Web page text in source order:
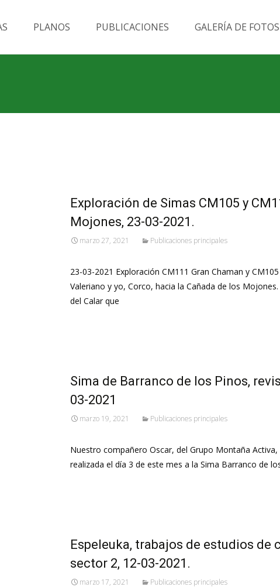
PLANOS PUBLICACIONES GALERÍA DE FOTOS
Exploración de Simas CM105 y
Mojones, 23-03-2021.
marzo 27, 2021 Publicaciones principales
23-03-2021 Exploración CM111 Gran Chaman y
Valeriano y yo, Corco, hacia la Cañada de los
del Calar que
Sima de Barranco de los Pinos,
03-2021
marzo 19, 2021 Publicaciones principales
Nuestro compañero Oscar, del Grupo Montaña
realizada el día 3 de este mes a la Sima Barranco de
Espeleuka, trabajos de estudios de
sector 2, 12-03-2021.
marzo 17, 2021 Publicaciones principales